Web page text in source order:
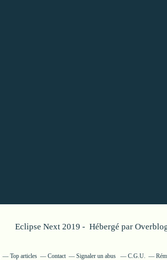
Eclipse Next 2019 - Hébergé par
Top articles Contact Signaler un abus C.G.U.